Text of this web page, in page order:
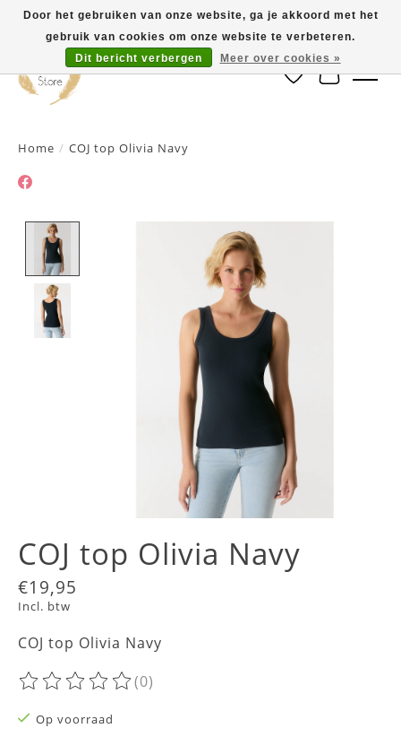
Verlanglijst
Home / COJ top Olivia Navy
Product image slideshow Items
COJ top Olivia Navy
€19,95
Incl. btw
COJ top Olivia Navy
De beoordeling van dit product is
(0)
Op voorraad
Door het gebruiken van onze website, ga je akkoord met het
gebruik van cookies om onze website te verbeteren.
Dit bericht verbergen
Meer over cookies »